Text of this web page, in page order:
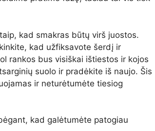
kad smakras būtų virš juostos.
kad užfiksavote šerdį ir
rankos bus visiškai ištiestos ir kojos
suolo ir pradėkite iš naujo. Šis
ir neturėtumėte tiesiog
kad galėtumėte patogiau